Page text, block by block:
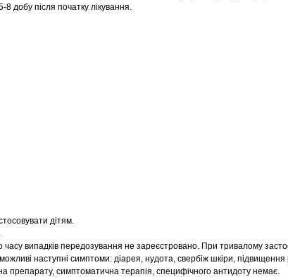
8 добу після початку лікування.
дітям.
часу випадків передозування не зареєстровано. При тривалому
наступні симптоми: діарея, нудота, свербіж шкіри, підвищення
препарату, симптоматична терапія, специфічного антидоту немає.